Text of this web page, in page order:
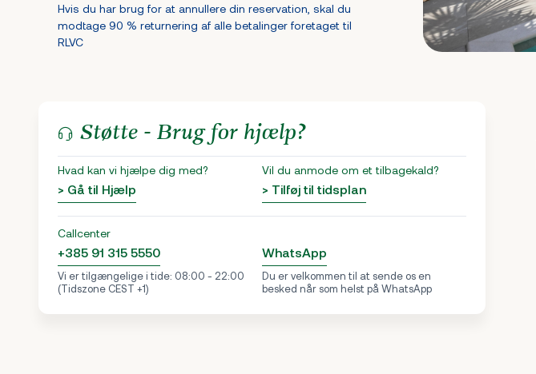
Hvis du har brug for at annullere din reservation, skal du
modtage 90 % returnering af alle betalinger foretaget til
RLVC
Støtte - Brug for hjælp?
Hvad kan vi hjælpe dig med?
> Gå til Hjælp
Vil du anmode om et tilbagekald?
> Tilføj til tidsplan
Callcenter
+385 91 315 5550
Vi er tilgængelige i tide: 08:00 - 22:00
(Tidszone CEST +1)
WhatsApp
Du er velkommen til at sende os en
besked når som helst på WhatsApp